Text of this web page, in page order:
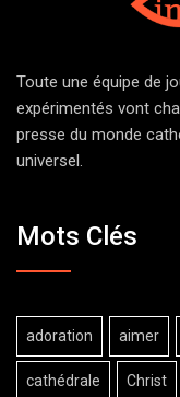
Toute une équipe de
expérimentés vont
presse du monde
universel.
Mots Clés
adoration aimer
cathédrale Christ